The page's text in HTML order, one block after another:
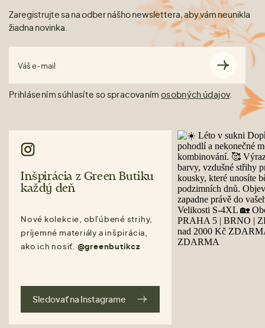
Zaregistrujte sa na odber nášho newslettera, aby vám neunikla
žiadna novinka.
Váš e-mail
Prihlásením súhlasíte so spracovaním osobných údajov.
Inšpirácia z Green Butiku
každý deň
Nové kolekcie, obľúbené strihy,
príjemné materiály a inšpirácia,
ako ich nosiť. @greenbutikcz
Sledovať na Instagrame